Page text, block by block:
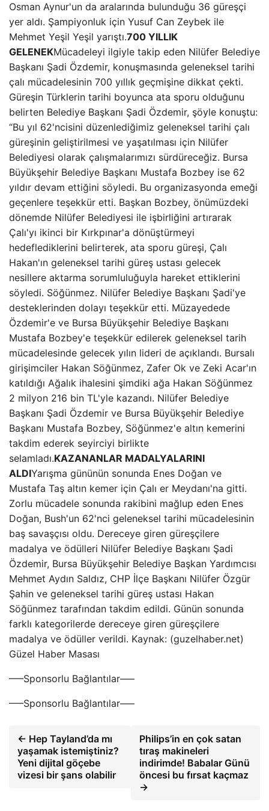
Osman Aynur'un da aralarında bulunduğu 36 güreşçi
yer aldı. Şampiyonluk için Yusuf Can Zeybek ile
Mehmet Yeşil Yeşil yarıştı.700 YILLIK
GELENEKMücadeleyi ilgiyle takip eden Nilüfer Belediye
Başkanı Şadi Özdemir, konuşmasında geleneksel tarihi
çalı mücadelesinin 700 yıllık geçmişine dikkat çekti.
Güreşin Türklerin tarihi boyunca ata sporu olduğunu
belirten Belediye Başkanı Şadi Özdemir, şöyle konuştu:
“Bu yıl 62'ncisini düzenlediğimiz geleneksel tarihi çalı
güreşinin geliştirilmesi ve yaşatılması için Nilüfer
Belediyesi olarak çalışmalarımızı sürdüreceğiz. Bursa
Büyükşehir Belediye Başkanı Mustafa Bozbey ise 62
yıldır devam ettiğini söyledi. Bu organizasyonda emeği
geçenlere teşekkür etti. Başkan Bozbey, önümüzdeki
dönemde Nilüfer Belediyesi ile işbirliğini artırarak
Çalı'yı ikinci bir Kırkpınar'a dönüştürmeyi
hedeflediklerini belirterek, ata sporu güreşi, Çalı
Hakan'ın geleneksel tarihi güreş ustası gelecek
nesillere aktarma sorumluluğuyla hareket ettiklerini
söyledi. Söğünmez. Nilüfer Belediye Başkanı Şadi'ye
desteklerinden dolayı teşekkür etti. Müzayedede
Özdemir'e ve Bursa Büyükşehir Belediye Başkanı
Mustafa Bozbey'e teşekkür edilerek geleneksel tarih
mücadelesinde gelecek yılın lideri de açıklandı. Bursalı
girişimciler Hakan Söğünmez, Zafer Ok ve Zeki Acar'ın
katıldığı Ağalık ihalesini şimdiki ağa Hakan Söğünmez
2 milyon 216 bin TL'yle kazandı. Nilüfer Belediye
Başkanı Şadi Özdemir ve Bursa Büyükşehir Belediye
Başkanı Mustafa Bozbey, Söğünmez'e altın kemerini
takdim ederek seyirciyi birlikte
selamladı.KAZANANLAR MADALYALARINI
ALDIYarışma gününün sonunda Enes Doğan ve
Mustafa Taş altın kemer için Çalı er Meydanı'na gitti.
Zorlu mücadele sonunda rakibini mağlup eden Enes
Doğan, Bush'un 62'nci geleneksel tarihi mücadelesinin
baş savaşçısı oldu. Dereceye giren güreşçilere
madalya ve ödülleri Nilüfer Belediye Başkanı Şadi
Özdemir, Bursa Büyükşehir Belediye Başkan Yardımcısı
Mehmet Aydın Saldız, CHP İlçe Başkanı Nilüfer Özgür
Şahin ve geleneksel tarihi güreş ustası Hakan
Söğünmez tarafından takdim edildi. Günün sonunda
farklı kategorilerde dereceye giren güreşçilere
madalya ve ödüller verildi. Kaynak: (guzelhaber.net)
Güzel Haber Masası
—–Sponsorlu Bağlantılar—–
—–Sponsorlu Bağlantılar—–
← Hep Tayland’da mı
yaşamak istemiştiniz?
Yeni dijital göçebe
vizesi bir şans olabilir
Philips’in en çok satan
tıraş makineleri
indirimde! Babalar Günü
öncesi bu fırsat kaçmaz
→